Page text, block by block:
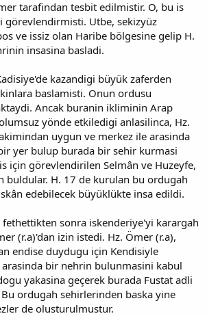
tarafindan tesbit edilmistir. O, bu is
görevlendirmisti. Utbe, sekizyüz
ve issiz olan Haribe bölgesine gelip H.
insasina basladi.
kazandigi büyük zaferden
baslamisti. Onun ordusu
Ancak buranin ikliminin Arap
yönde etkiledigi anlasilinca, Hz.
uygun ve merkez ile arasinda
yer bulup burada bir sehir kurmasi
için görevlendirilen Selmân ve Huzeyfe,
buldular. H. 17 de kurulan bu ordugah
edebilecek büyüklükte insa edildi.
sonra iskenderiye'yi karargah
(r.a)'dan izin istedi. Hz. Ömer (r.a),
endise duydugu için Kendisiyle
bir nehrin bulunmasini kabul
yakasina geçerek burada Fustat adli
ordugah sehirlerinden baska yine
de olusturulmustur.